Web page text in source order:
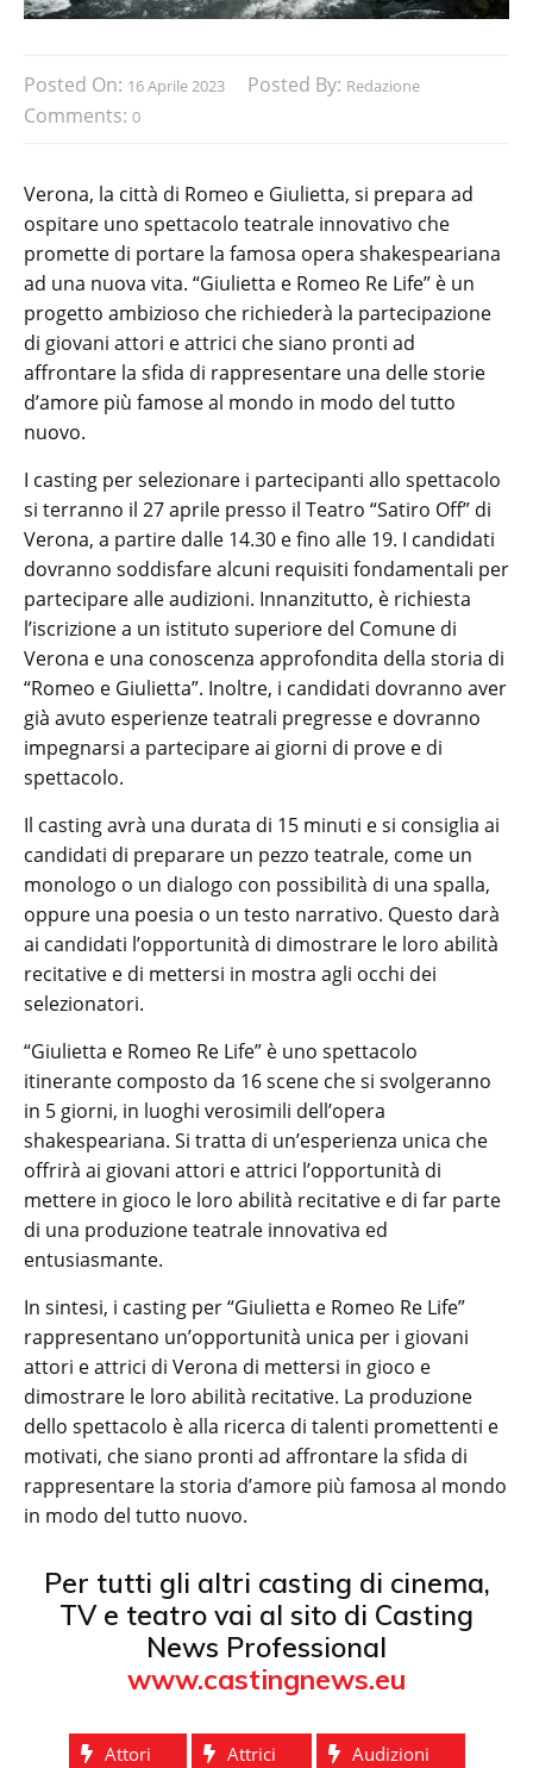
Posted On: 16 Aprile 2023 Posted By: Redazione
Comments: 0
Verona, la città di Romeo e Giulietta, si prepara ad
ospitare uno spettacolo teatrale innovativo che
promette di portare la famosa opera shakespeariana
ad una nuova vita. “Giulietta e Romeo Re Life” è un
progetto ambizioso che richiederà la partecipazione
di giovani attori e attrici che siano pronti ad
affrontare la sfida di rappresentare una delle storie
d’amore più famose al mondo in modo del tutto
nuovo.
I casting per selezionare i partecipanti allo spettacolo
si terranno il 27 aprile presso il Teatro “Satiro Off” di
Verona, a partire dalle 14.30 e fino alle 19. I candidati
dovranno soddisfare alcuni requisiti fondamentali per
partecipare alle audizioni. Innanzitutto, è richiesta
l’iscrizione a un istituto superiore del Comune di
Verona e una conoscenza approfondita della storia di
“Romeo e Giulietta”. Inoltre, i candidati dovranno aver
già avuto esperienze teatrali pregresse e dovranno
impegnarsi a partecipare ai giorni di prove e di
spettacolo.
Il casting avrà una durata di 15 minuti e si consiglia ai
candidati di preparare un pezzo teatrale, come un
monologo o un dialogo con possibilità di una spalla,
oppure una poesia o un testo narrativo. Questo darà
ai candidati l’opportunità di dimostrare le loro abilità
recitative e di mettersi in mostra agli occhi dei
selezionatori.
“Giulietta e Romeo Re Life” è uno spettacolo
itinerante composto da 16 scene che si svolgeranno
in 5 giorni, in luoghi verosimili dell’opera
shakespeariana. Si tratta di un’esperienza unica che
offrirà ai giovani attori e attrici l’opportunità di
mettere in gioco le loro abilità recitative e di far parte
di una produzione teatrale innovativa ed
entusiasmante.
In sintesi, i casting per “Giulietta e Romeo Re Life”
rappresentano un’opportunità unica per i giovani
attori e attrici di Verona di mettersi in gioco e
dimostrare le loro abilità recitative. La produzione
dello spettacolo è alla ricerca di talenti promettenti e
motivati, che siano pronti ad affrontare la sfida di
rappresentare la storia d’amore più famosa al mondo
in modo del tutto nuovo.
Per tutti gli altri casting di cinema,
TV e teatro vai al sito di Casting
News Professional
www.castingnews.eu
Attori Attrici Audizioni